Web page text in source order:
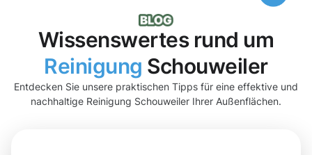
Wissenswertes rund um
Reinigung Schouweiler
Entdecken Sie unsere praktischen Tipps für eine effektive und
nachhaltige Reinigung Schouweiler Ihrer Außenflächen.